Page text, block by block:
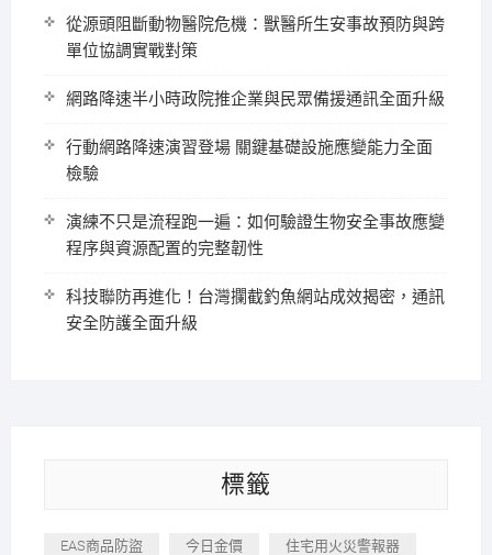
從源頭阻斷動物醫院危機：獸醫所生安事故預防與跨
單位協調實戰對策
網路降速半小時政院推企業與民眾備援通訊全面升級
行動網路降速演習登場 關鍵基礎設施應變能力全面
檢驗
演練不只是流程跑一遍：如何驗證生物安全事故應變
程序與資源配置的完整韌性
科技聯防再進化！台灣攔截釣魚網站成效揭密，通訊
安全防護全面升級
標籤
EAS商品防盜 今日金價 住宅用火災警報器